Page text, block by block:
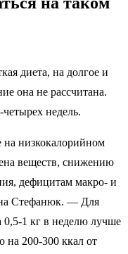
диета, на долгое и
она не рассчитана.
недель.
на низкокалорийном
веществ, снижению
дефицитам макро- и
Стефанюк. — Для
0,5-1 кг в неделю лучше
на 200-300 ккал от